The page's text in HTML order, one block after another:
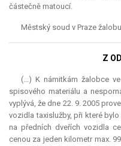
částečně matoucí.
Městský soud v Praze
Z
(...) K námitkám žalobce
spisového materiálu a
vyplývá, že dne 22. 9. 2005
vozidla taxislužby, při které
na předních dveřích vozidla
cenou za jeden kilometr max.